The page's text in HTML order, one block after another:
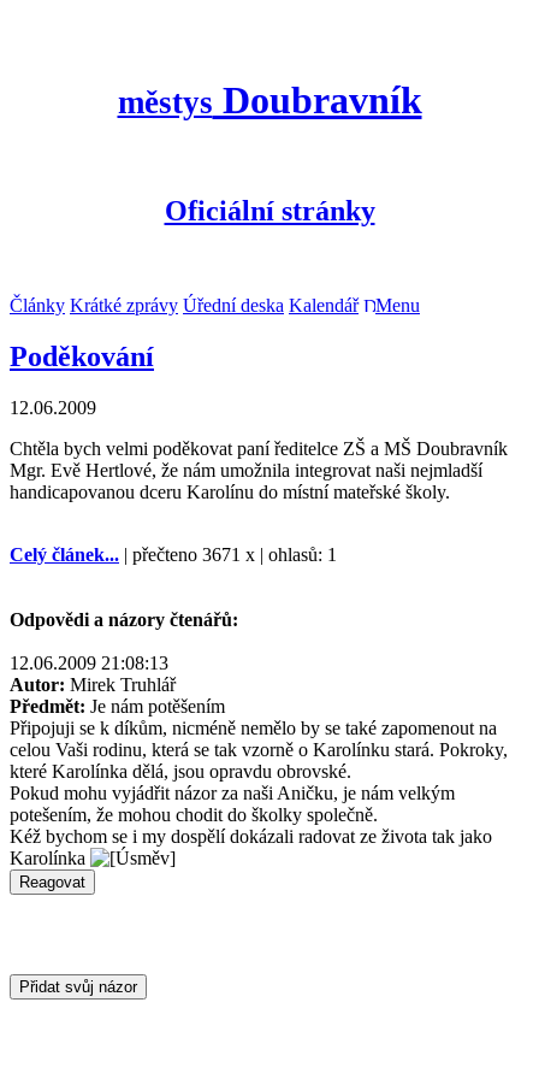
městys Doubravník
Oficiální stránky
Články Krátké zprávy Úřední deska Kalendář Menu
Poděkování
12.06.2009
Chtěla bych velmi poděkovat paní ředitelce ZŠ a MŠ Doubravník
Mgr. Evě Hertlové, že nám umožnila integrovat naši nejmladší
handicapovanou dceru Karolínu do místní mateřské školy.
Celý článek... | přečteno 3671 x | ohlasů: 1
Odpovědi a názory čtenářů:
12.06.2009 21:08:13
Autor: Mirek Truhlář
Předmět: Je nám potěšením
Připojuji se k díkům, nicméně nemělo by se také zapomenout na
celou Vaši rodinu, která se tak vzorně o Karolínku stará. Pokroky,
které Karolínka dělá, jsou opravdu obrovské.
Pokud mohu vyjádřit názor za naši Aničku, je nám velkým
potešením, že mohou chodit do školky společně.
Kéž bychom se i my dospělí dokázali radovat ze života tak jako
Karolínka